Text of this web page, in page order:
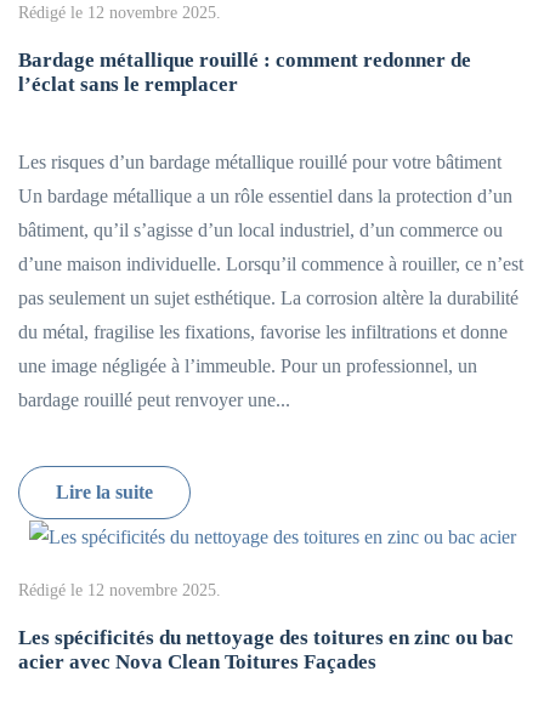
Rédigé le 12 novembre 2025
Bardage métallique rouillé : comment redonner de
l’éclat sans le remplacer
Les risques d’un bardage métallique rouillé pour votre bâtiment
Un bardage métallique a un rôle essentiel dans la protection d’un
bâtiment, qu’il s’agisse d’un local industriel, d’un commerce ou
d’une maison individuelle. Lorsqu’il commence à rouiller, ce n’est
pas seulement un sujet esthétique. La corrosion altère la durabilité
du métal, fragilise les fixations, favorise les infiltrations et donne
une image négligée à l’immeuble. Pour un professionnel, un
bardage rouillé peut renvoyer une...
Lire la suite
Rédigé le 12 novembre 2025
Les spécificités du nettoyage des toitures en zinc ou bac
acier avec Nova Clean Toitures Façades